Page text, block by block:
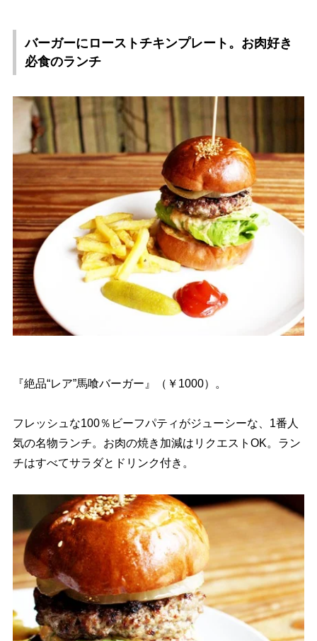
バーガーにローストチキンプレート。お肉好き
必食のランチ
『絶品“レア”馬喰バーガー』（￥1000）。
フレッシュな100％ビーフパティがジューシーな、1番人
気の名物ランチ。お肉の焼き加減はリクエストOK。ラン
チはすべてサラダとドリンク付き。